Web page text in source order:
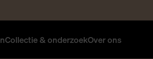
Collectie & onderzoekOver ons